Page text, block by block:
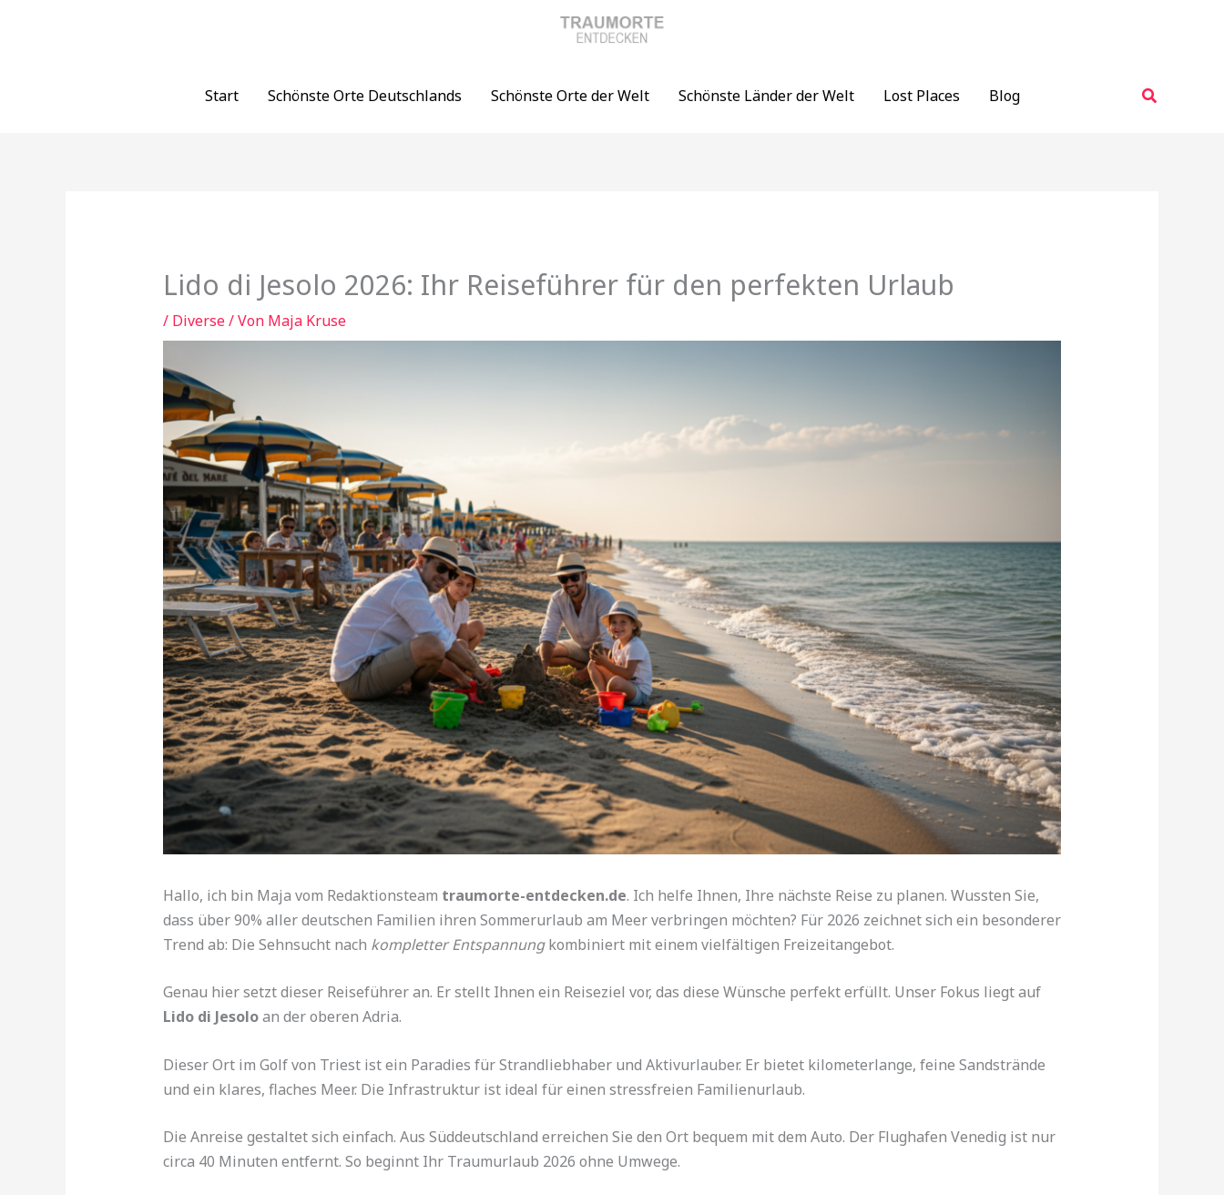
Start
Schönste Orte Deutschlands Schönste Orte der Welt Schönste Länder der Welt Lost Places Blog Suchen
Lido di Jesolo 2026: Ihr Reiseführer für den perfekten Urlaub
/ Diverse/ Von Maja Kruse
Hallo, ich bin Maja vom Redaktionsteam traumorte-entdecken.de. Ich helfe Ihnen, Ihre nächste Reise zu planen. Wussten Sie,
dass über 90% aller deutschen Familien ihren Sommerurlaub am Meer verbringen möchten? Für 2026 zeichnet sich ein besonderer
Trend ab: Die Sehnsucht nach kompletter Entspannungkombiniert mit einem vielfältigen Freizeitangebot.
Genau hier setzt dieser Reiseführer an. Er stellt Ihnen ein Reiseziel vor, das diese Wünsche perfekt erfüllt. Unser Fokus liegt auf
Lido di Jesoloan der oberen Adria.
Dieser Ort im Golf von Triest ist ein Paradies für Strandliebhaber und Aktivurlauber. Er bietet kilometerlange, feine Sandstrände
und ein klares, flaches Meer. Die Infrastruktur ist ideal für einen stressfreien Familienurlaub.
Die Anreise gestaltet sich einfach. Aus Süddeutschland erreichen Sie den Ort bequem mit dem Auto. Der Flughafen Venedig ist nur
circa 40 Minuten entfernt. So beginnt Ihr Traumurlaub 2026 ohne Umwege.